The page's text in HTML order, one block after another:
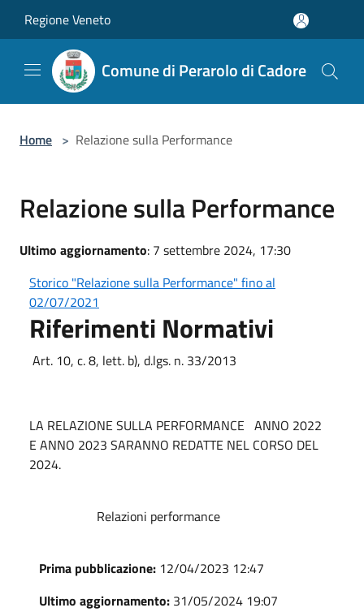
Regione Veneto
Comune di Perarolo di Cadore
Home > Relazione sulla Performance
Relazione sulla Performance
Ultimo aggiornamento: 7 settembre 2024, 17:30
Storico "Relazione sulla Performance" fino al
02/07/2021
Riferimenti Normativi
Art. 10, c. 8, lett. b), d.lgs. n. 33/2013
LA RELAZIONE SULLA PERFORMANCE ANNO 2022
E ANNO 2023 SARANNO REDATTE NEL CORSO DEL
2024.
Relazioni performance
Prima pubblicazione: 12/04/2023 12:47
Ultimo aggiornamento: 31/05/2024 19:07